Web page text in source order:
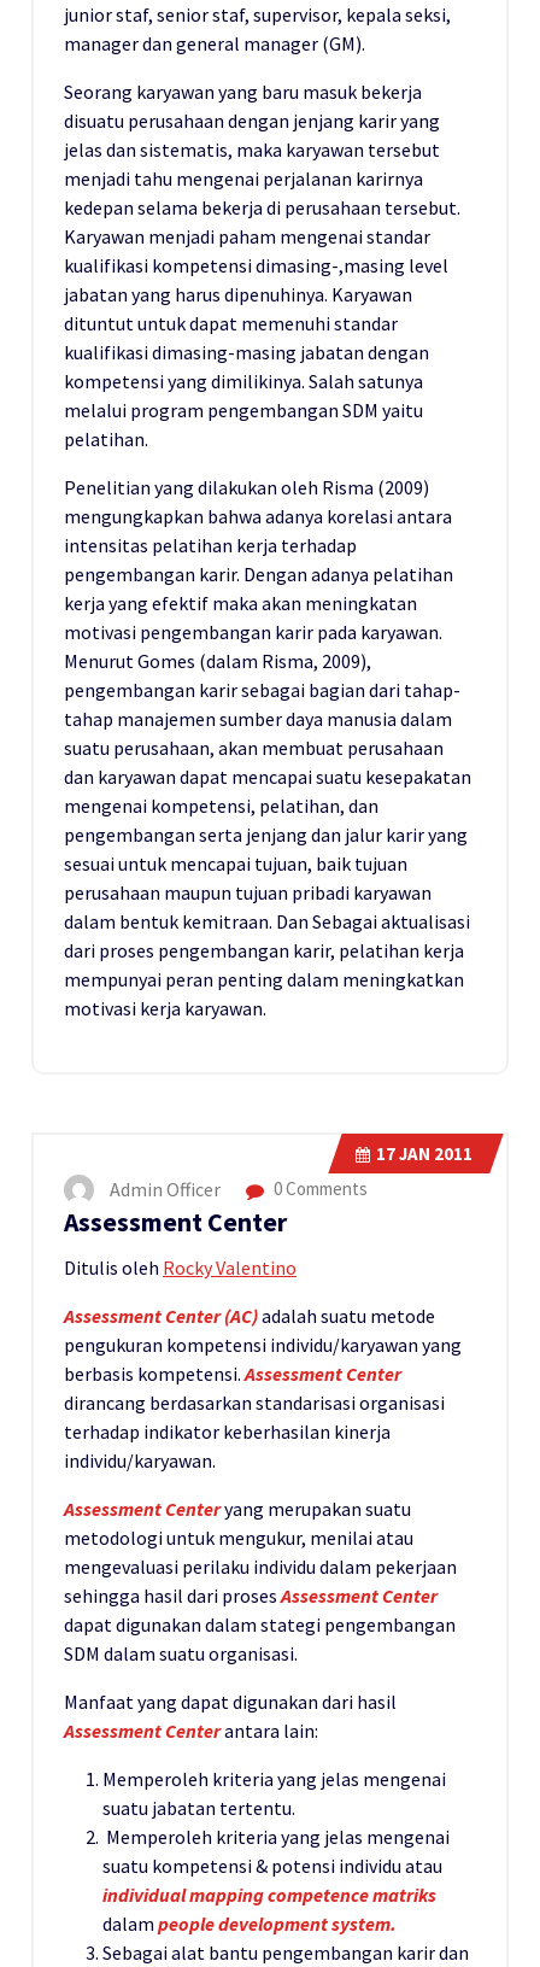
junior staf, senior staf, supervisor, kepala seksi,
manager dan general manager (GM).
Seorang karyawan yang baru masuk bekerja
disuatu perusahaan dengan jenjang karir yang
jelas dan sistematis, maka karyawan tersebut
menjadi tahu mengenai perjalanan karirnya
kedepan selama bekerja di perusahaan tersebut.
Karyawan menjadi paham mengenai standar
kualifikasi kompetensi dimasing-,masing level
jabatan yang harus dipenuhinya. Karyawan
dituntut untuk dapat memenuhi standar
kualifikasi dimasing-masing jabatan dengan
kompetensi yang dimilikinya. Salah satunya
melalui program pengembangan SDM yaitu
pelatihan.
Penelitian yang dilakukan oleh Risma (2009)
mengungkapkan bahwa adanya korelasi antara
intensitas pelatihan kerja terhadap
pengembangan karir. Dengan adanya pelatihan
kerja yang efektif maka akan meningkatan
motivasi pengembangan karir pada karyawan.
Menurut Gomes (dalam Risma, 2009),
pengembangan karir sebagai bagian dari tahap-
tahap manajemen sumber daya manusia dalam
suatu perusahaan, akan membuat perusahaan
dan karyawan dapat mencapai suatu kesepakatan
mengenai kompetensi, pelatihan, dan
pengembangan serta jenjang dan jalur karir yang
sesuai untuk mencapai tujuan, baik tujuan
perusahaan maupun tujuan pribadi karyawan
dalam bentuk kemitraan. Dan Sebagai aktualisasi
dari proses pengembangan karir, pelatihan kerja
mempunyai peran penting dalam meningkatkan
motivasi kerja karyawan.
17JAN 2011
Admin Officer 0 Comments
Assessment Center
Ditulis oleh Rocky Valentino
Assessment Center (AC)adalah suatu metode
pengukuran kompetensi individu/karyawan yang
berbasis kompetensi.Assessment Center
dirancang berdasarkan standarisasi organisasi
terhadap indikator keberhasilan kinerja
individu/karyawan.
Assessment Centeryang merupakan suatu
metodologi untuk mengukur, menilai atau
mengevaluasi perilaku individu dalam pekerjaan
sehingga hasil dari prosesAssessment Center
dapat digunakan dalam stategi pengembangan
SDM dalam suatu organisasi.
Manfaat yang dapat digunakan dari hasil
Assessment Centerantara lain:
Memperoleh kriteria yang jelas mengenai
suatu jabatan tertentu.
Memperoleh kriteria yang jelas mengenai
suatu kompetensi & potensi individu atau
individual mapping competence matriks
dalam people development system.
Sebagai alat bantu pengembangan karir dan